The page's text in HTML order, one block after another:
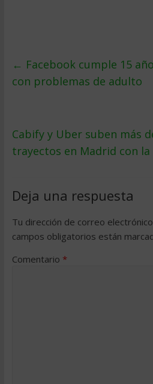
← Facebook cumple 15
con problemas de adulto
Cabify y Uber suben más
trayectos en Madrid con
Deja una respuesta
Tu dirección de correo
campos obligatorios están
Comentario *